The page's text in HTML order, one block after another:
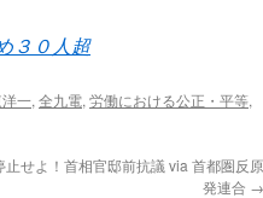
３０人超
一, 全九電, 労働における公正・平等,
止せよ！首相官邸前抗議 via 首都圏反原
発連合 →